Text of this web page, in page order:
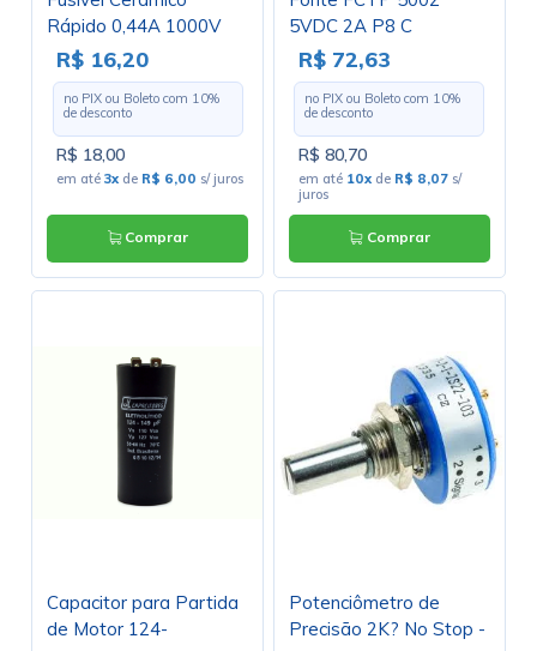
Rápido 0,44A 1000V
10x35mm
R$ 16,20
no PIX ou Boleto com 10%
de desconto
R$ 18,00
em até3x de R$ 6,00 s/ juros
Comprar
5VDC 2A P8 C
Chaveada
R$ 72,63
no PIX ou Boleto com 10%
de desconto
R$ 80,70
em até 10x de R$ 8,07 s/
juros
Comprar
Capacitor para Partida
de Motor 124-
Potenciômetro de
Precisão 2K? No Stop -